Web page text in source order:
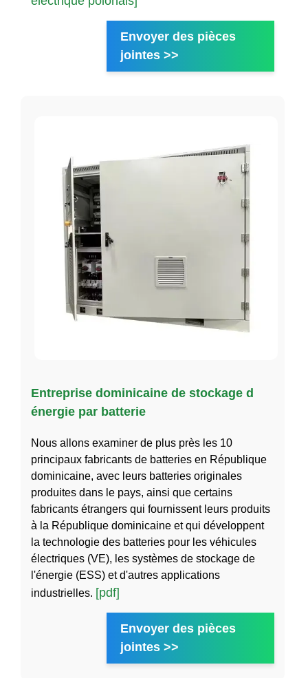
Envoyer des pièces
jointes >>
Entreprise dominicaine de stockage d
énergie par batterie
Nous allons examiner de plus près les 10
principaux fabricants de batteries en République
dominicaine, avec leurs batteries originales
produites dans le pays, ainsi que certains
fabricants étrangers qui fournissent leurs produits
à la République dominicaine et qui développent
la technologie des batteries pour les véhicules
électriques (VE), les systèmes de stockage de
l'énergie (ESS) et d'autres applications
industrielles. [pdf]
Envoyer des pièces
jointes >>